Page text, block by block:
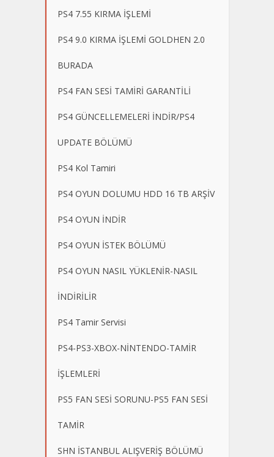
PS4 7.55 KIRMA İŞLEMİ
PS4 9.0 KIRMA İŞLEMİ GOLDHEN 2.0
BURADA
PS4 FAN SESİ TAMİRİ GARANTİLİ
PS4 GÜNCELLEMELERİ İNDİR/PS4
UPDATE BÖLÜMÜ
PS4 Kol Tamiri
PS4 OYUN DOLUMU HDD 16 TB ARŞİV
PS4 OYUN İNDİR
PS4 OYUN İSTEK BÖLÜMÜ
PS4 OYUN NASIL YÜKLENİR-NASIL
İNDİRİLİR
PS4 Tamir Servisi
PS4-PS3-XBOX-NİNTENDO-TAMİR
İŞLEMLERİ
PS5 FAN SESİ SORUNU-PS5 FAN SESİ
TAMİR
SHN İSTANBUL ALIŞVERİŞ BÖLÜMÜ